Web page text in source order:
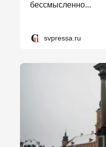
бессмысленно...
svpressa.ru